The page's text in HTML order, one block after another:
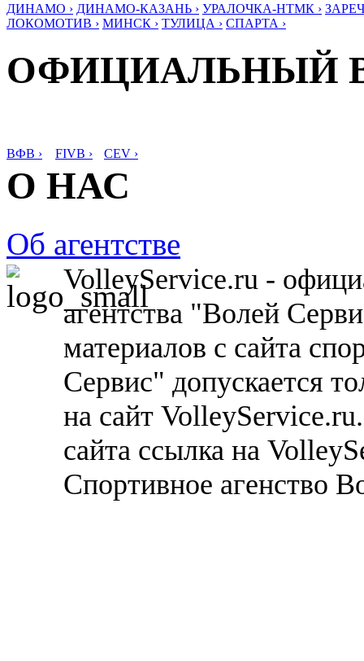
ДИНАМО › ДИНАМО-КАЗАНЬ › УРАЛОЧКА-НТМК ›
ЛОКОМОТИВ › МИНСК › ТУЛИЦА › СПАРТА ›
ОФИЦИАЛЬНЫЙ
ВФВ › FIVB › CEV ›
О НАС
Об агентстве
VolleyService.ru -
агентства "Волей
материалов с сайта
Сервис" допускается
на сайт
сайта ссылка на
Спортивное агенство